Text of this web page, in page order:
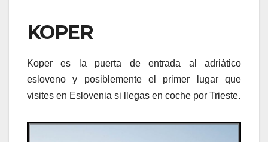
KOPER
Koper es la puerta de entrada al adriático
esloveno y posiblemente el primer lugar que
visites en Eslovenia si llegas en coche por Trieste.